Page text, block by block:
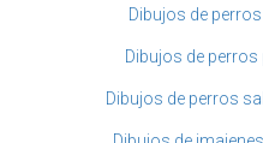
Dibujos de
Dibujos de
Dibujos de perros